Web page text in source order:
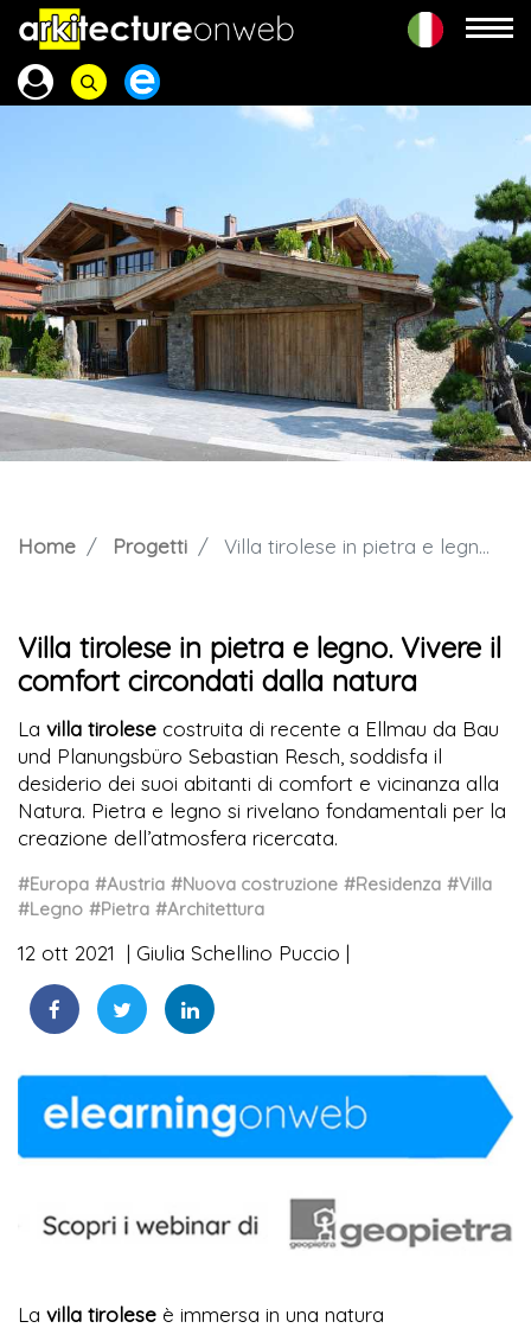
Home Progetti Villa tirolese in pietra e legno. Vivere il comfort circondati dalla natura
Villa tirolese in pietra e legno. Vivere il
comfort circondati dalla natura
La villa tirolese costruita di recente a Ellmau da Bau
und Planungsbüro Sebastian Resch, soddisfa il
desiderio dei suoi abitanti di comfort e vicinanza alla
Natura. Pietra e legno si rivelano fondamentali per la
creazione dell’atmosfera ricercata.
#Europa #Austria #Nuova costruzione #Residenza #Villa
#Legno #Pietra #Architettura
12 ott 2021 Giulia Schellino Puccio
La villa tirolese è immersa in una natura